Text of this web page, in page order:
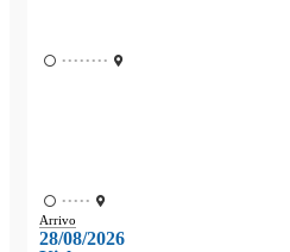
••••••••
•••••
Arrivo
28/08/2026